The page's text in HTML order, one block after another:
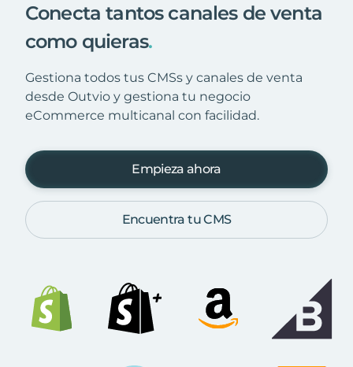
Conecta tantos canales de venta
como quieras.
Gestiona todos tus CMSs y canales de venta
desde Outvio y gestiona tu negocio
eCommerce multicanal con facilidad.
Empieza ahora
Encuentra tu CMS